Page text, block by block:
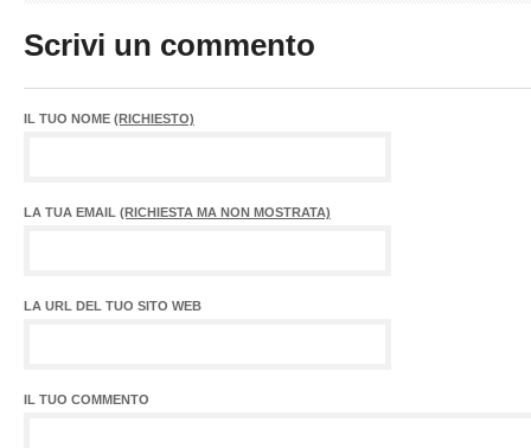
Scrivi un commento
IL TUO NOME (RICHIESTO)
LA TUA EMAIL (RICHIESTA MA NON MOSTRATA)
LA URL DEL TUO SITO WEB
IL TUO COMMENTO